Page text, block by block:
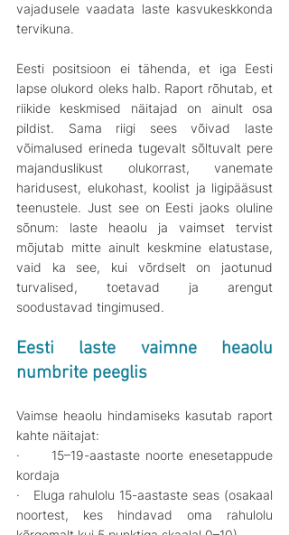
vajadusele vaadata laste kasvukeskkonda
tervikuna.
Eesti positsioon ei tähenda, et iga Eesti
lapse olukord oleks halb. Raport rõhutab, et
riikide keskmised näitajad on ainult osa
pildist. Sama riigi sees võivad laste
võimalused erineda tugevalt sõltuvalt pere
majanduslikust olukorrast, vanemate
haridusest, elukohast, koolist ja ligipääsust
teenustele. Just see on Eesti jaoks oluline
sõnum: laste heaolu ja vaimset tervist
mõjutab mitte ainult keskmine elatustase,
vaid ka see, kui võrdselt on jaotunud
turvalised, toetavad ja arengut
soodustavad tingimused.
Eesti laste vaimne heaolu
numbrite peeglis
Vaimse heaolu hindamiseks kasutab raport
kahte näitajat:
·      15–19-aastaste noorte enesetappude
kordaja
·   Eluga rahulolu 15-aastaste seas (osakaal
noortest, kes hindavad oma rahulolu